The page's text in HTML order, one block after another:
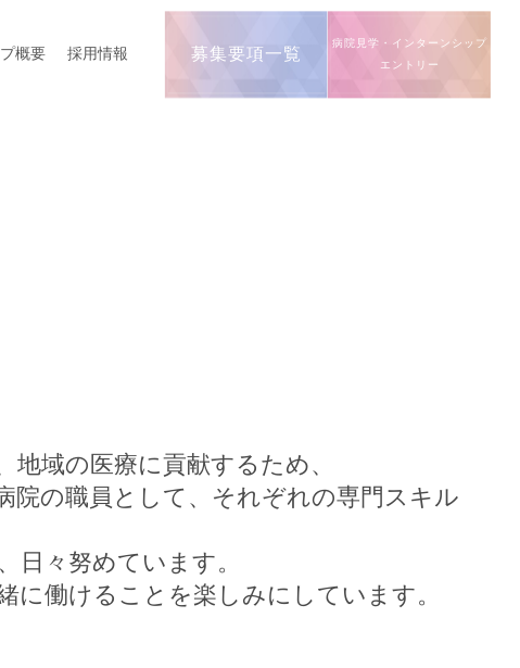
概要 採用情報 募集要項一覧
病院見学・インターンシップ
エントリー
地域の医療に貢献するため、
院の職員として、それぞれの専門スキル
日々努めています。
に働けることを楽しみにしています。